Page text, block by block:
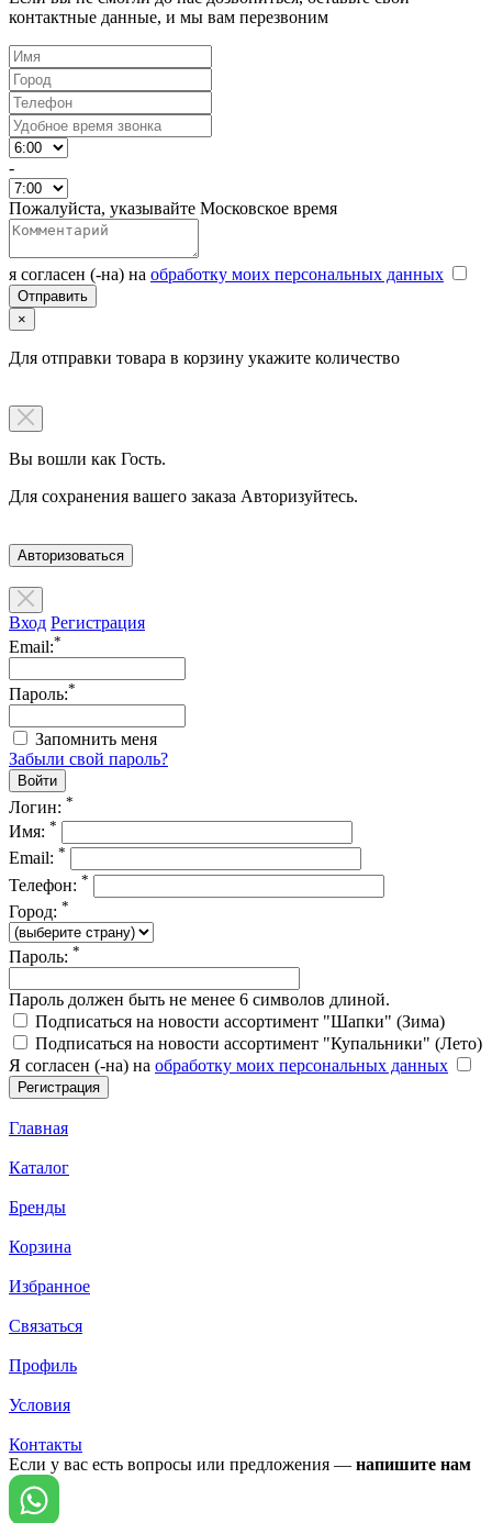
контактные данные, и мы вам перезвоним
-
Пожалуйста, указывайте Московское время
я согласен (-на) на обработку моих персональных данных
×
Для отправки товара в корзину укажите количество
Вы вошли как Гость.
Для сохранения вашего заказа Авторизуйтесь.
Авторизоваться
Вход Регистрация
Email:*
Пароль:*
Запомнить меня
Забыли свой пароль?
Логин: *
Имя: *
Email: *
Телефон: *
Город: *
Пароль: *
Пароль должен быть не менее 6 символов длиной.
Подписаться на новости ассортимент "Шапки" (Зима)
Подписаться на новости ассортимент "Купальники" (Лето)
Я согласен (-на) на обработку моих персональных данных
Главная
Каталог
Бренды
Корзина
Избранное
Связаться
Профиль
Условия
Контакты
Если у вас есть вопросы или предложения — напишите нам